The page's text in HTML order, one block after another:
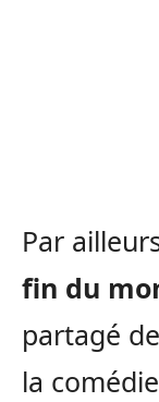
Par
fin du
partagé
la